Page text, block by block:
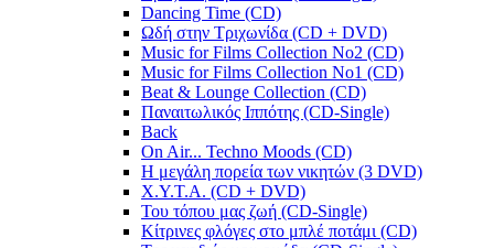
Dancing Time (CD)
Ωδή στην Τριχωνίδα (CD + DVD)
Music for Films Collection No2 (CD)
Music for Films Collection No1 (CD)
Beat & Lounge Collection (CD)
Παναιτωλικός Ιππότης (CD-Single)
Back
On Air... Techno Moods (CD)
Η μεγάλη πορεία των νικητών (3 DVD)
X.Y.T.A. (CD + DVD)
Του τόπου μας ζωή (CD-Single)
Κίτρινες φλόγες στο μπλέ ποτάμι (CD)